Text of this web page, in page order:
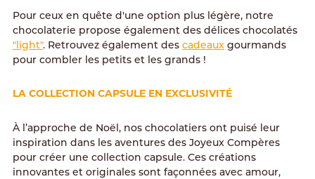
Pour ceux en quête d'une option plus légère, notre
chocolaterie propose également des délices chocolatés
"light". Retrouvez également des cadeauxgourmands
pour combler les petits et les grands !
LA COLLECTION CAPSULE EN EXCLUSIVITÉ
À l’approche de Noël, nos chocolatiers ont puisé leur
inspiration dans les aventures des Joyeux Compères
pour créer une collection capsule. Ces créations
innovantes et originales sont façonnées avec amour,